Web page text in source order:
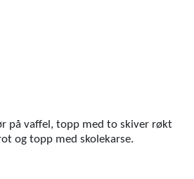
på vaffel, topp med to skiver røkt
og topp med skolekarse.